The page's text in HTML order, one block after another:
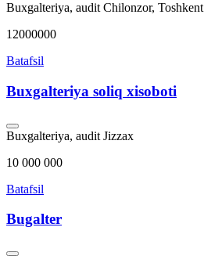
Buxgalteriya, audit Chilonzor, Toshkent
12000000
Batafsil
Buxgalteriya soliq xisoboti
Buxgalteriya, audit Jizzax
10 000 000
Batafsil
Bugalter